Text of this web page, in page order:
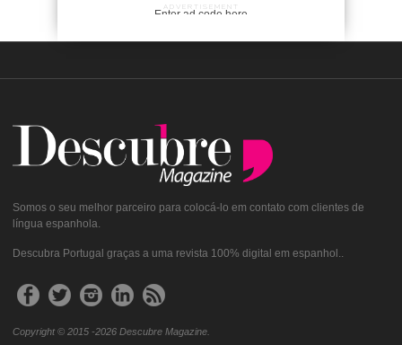
ADVERTISEMENT
Enter ad code here
Somos o seu melhor parceiro para colocá-lo em contato com clientes de
língua espanhola.
Descubra Portugal graças a uma revista 100% digital em espanhol..
Copyright © 2015 -2026 Descubre Magazine.